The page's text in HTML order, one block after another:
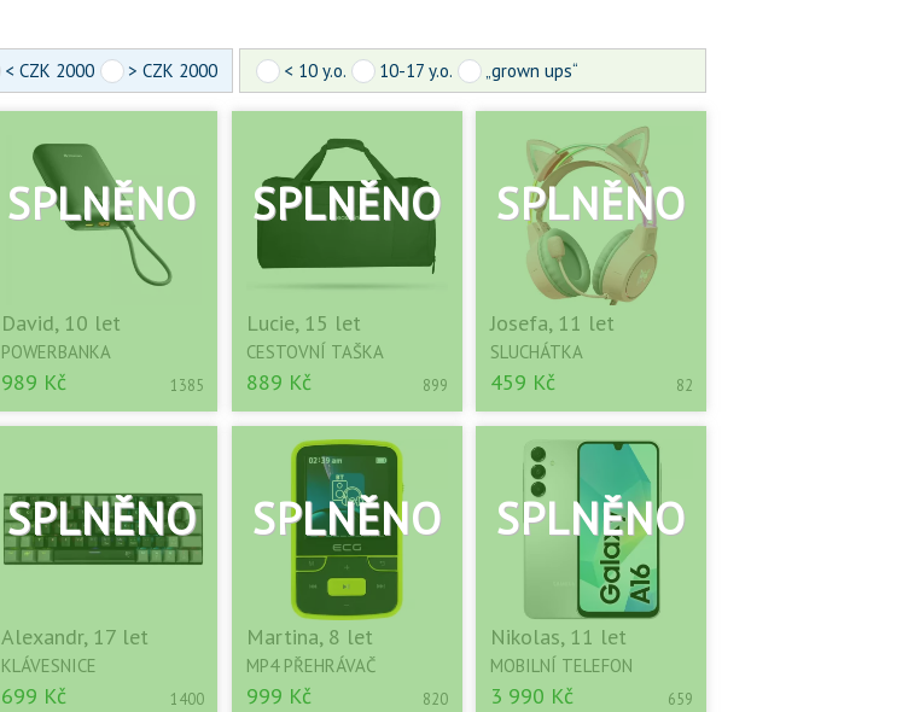
< CZK 2000 > CZK 2000 < 10 y.o. 10-17 y.o. „grown ups“
David, 10 let
POWERBANKA
989 Kč 1385
Lucie, 15 let
CESTOVNÍ TAŠKA
889 Kč 899
Josefa, 11 let
SLUCHÁTKA
459 Kč 82
Alexandr, 17 let
KLÁVESNICE
699 Kč 1400
Martina, 8 let
MP4 PŘEHRÁVAČ
999 Kč 820
Nikolas, 11 let
MOBILNÍ TELEFON
3 990 Kč 659